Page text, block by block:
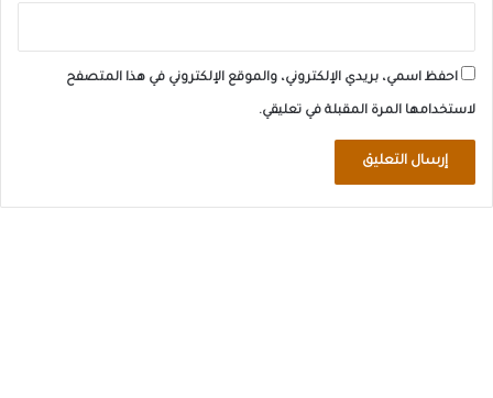
احفظ اسمي، بريدي الإلكتروني، والموقع الإلكتروني في هذا المتصفح
لاستخدامها المرة المقبلة في تعليقي.